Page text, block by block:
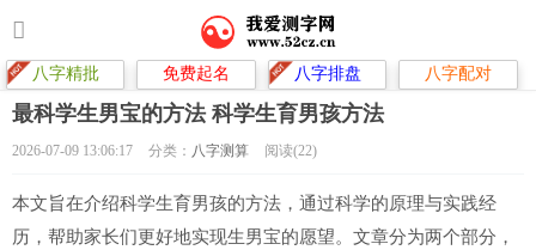
八字精批 免费起名 八字排盘 八字配对
最科学生男宝的方法 科学生育男孩方法
2026-07-09 13:06:17 分类： 八字测算 阅读(22)
本文旨在介绍科学生育男孩的方法，通过科学的原理与实践经
历，帮助家长们更好地实现生男宝的愿望。文章分为两个部分，